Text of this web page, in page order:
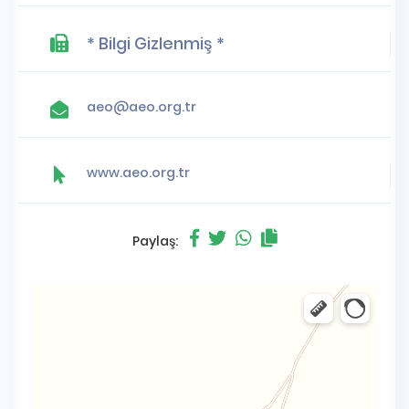
* Bilgi Gizlenmiş *
aeo@aeo.org.tr
www.aeo.org.tr
Paylaş: